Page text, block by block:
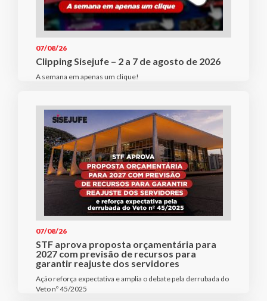
07/08/26
Clipping Sisejufe – 2 a 7 de agosto de 2026
A semana em apenas um clique!
07/08/26
STF aprova proposta orçamentária para
2027 com previsão de recursos para
garantir reajuste dos servidores
Ação reforça expectativa e amplia o debate pela derrubada do
Veto nº 45/2025